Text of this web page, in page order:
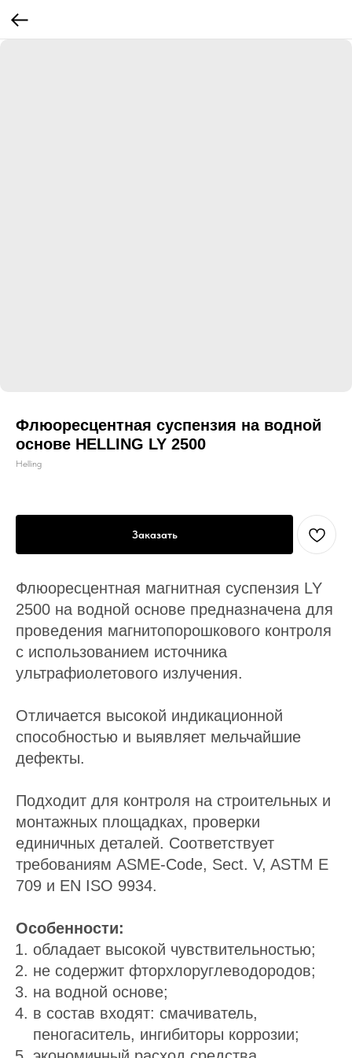
Флюоресцентная суспензия на водной
основе HELLING LY 2500
Helling
Заказать
Флюоресцентная магнитная суспензия LY
2500 на водной основе предназначена для
проведения магнитопорошкового контроля
с использованием источника
ультрафиолетового излучения.
Отличается высокой индикационной
способностью и выявляет мельчайшие
дефекты.
Подходит для контроля на строительных и
монтажных площадках, проверки
единичных деталей. Соответствует
требованиям ASME-Code, Sect. V, ASTM E
709 и EN ISO 9934.
Особенности:
обладает высокой чувствительностью;
не содержит фторхлоруглеводородов;
на водной основе;
в состав входят: смачиватель,
пеногаситель, ингибиторы коррозии;